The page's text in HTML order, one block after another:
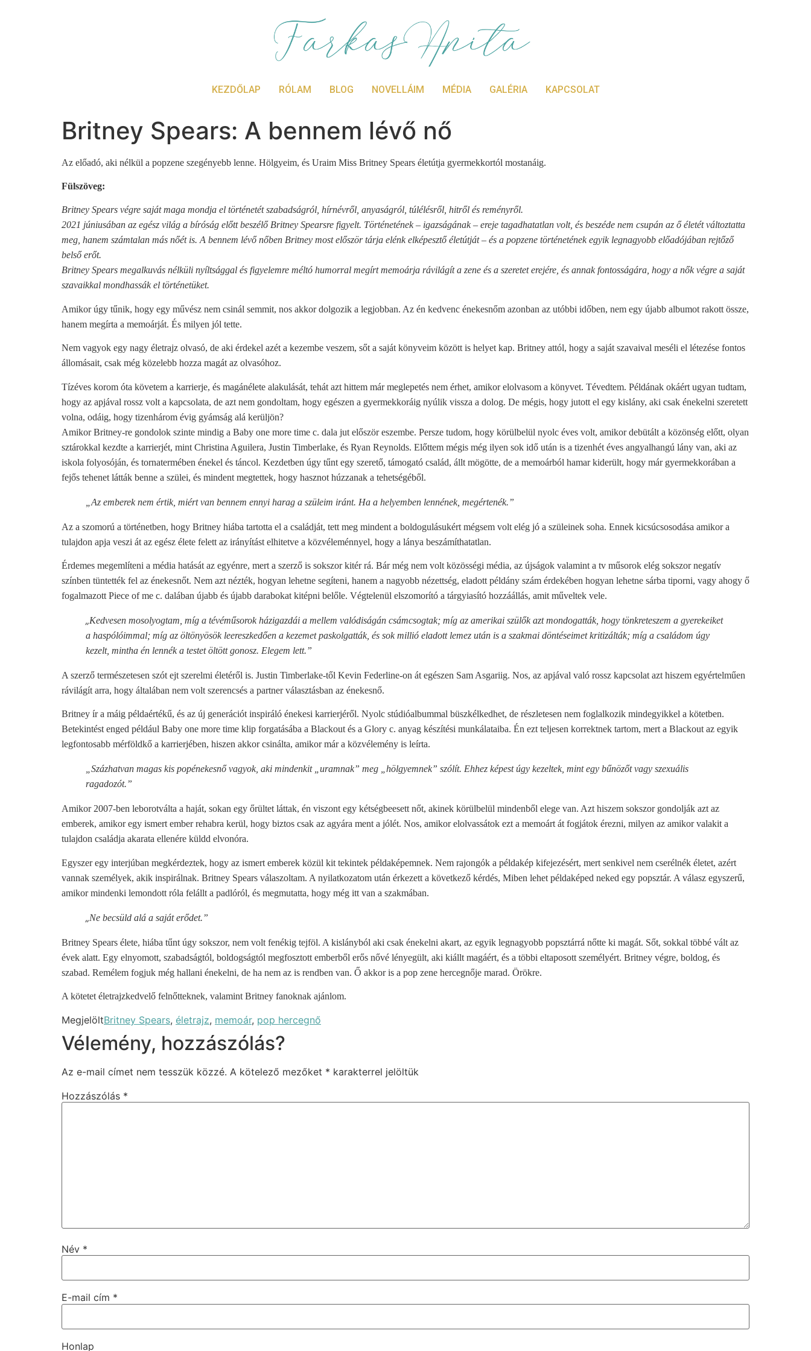
KEZDŐLAP RÓLAM BLOG NOVELLÁIM MÉDIA GALÉRIA KAPCSOLAT
Britney Spears: A bennem lévő nő
Az előadó, aki nélkül a popzene szegényebb lenne. Hölgyeim, és Uraim Miss Britney Spears életútja gyermekkortól mostanáig.
Fülszöveg:
Britney Spears végre saját maga mondja el történetét szabadságról, hírnévről, anyaságról, túlélésről, hitről és reményről.
2021 júniusában az egész világ a bíróság előtt beszélő Britney Spearsre figyelt. Történetének – igazságának – ereje tagadhatatlan volt, és beszéde nem csupán az ő életét változtatta
meg, hanem számtalan más nőét is. A bennem lévő nőben Britney most először tárja elénk elképesztő életútját – és a popzene történetének egyik legnagyobb előadójában rejtőző
belső erőt.
Britney Spears megalkuvás nélküli nyíltsággal és figyelemre méltó humorral megírt memoárja rávilágít a zene és a szeretet erejére, és annak fontosságára, hogy a nők végre a saját
szavaikkal mondhassák el történetüket.
Amikor úgy tűnik, hogy egy művész nem csinál semmit, nos akkor dolgozik a legjobban. Az én kedvenc énekesnőm azonban az utóbbi időben, nem egy újabb albumot rakott össze,
hanem megírta a memoárját. És milyen jól tette.
Nem vagyok egy nagy életrajz olvasó, de aki érdekel azét a kezembe veszem, sőt a saját könyveim között is helyet kap. Britney attól, hogy a saját szavaival meséli el létezése fontos
állomásait, csak még közelebb hozza magát az olvasóhoz.
Tízéves korom óta követem a karrierje, és magánélete alakulását, tehát azt hittem már meglepetés nem érhet, amikor elolvasom a könyvet. Tévedtem. Példának okáért ugyan tudtam,
hogy az apjával rossz volt a kapcsolata, de azt nem gondoltam, hogy egészen a gyermekkoráig nyúlik vissza a dolog. De mégis, hogy jutott el egy kislány, aki csak énekelni szeretett
volna, odáig, hogy tizenhárom évig gyámság alá kerüljön?
Amikor Britney-re gondolok szinte mindig a Baby one more time c. dala jut először eszembe. Persze tudom, hogy körülbelül nyolc éves volt, amikor debütált a közönség előtt, olyan
sztárokkal kezdte a karrierjét, mint Christina Aguilera, Justin Timberlake, és Ryan Reynolds. Előttem mégis még ilyen sok idő után is a tizenhét éves angyalhangú lány van, aki az
iskola folyosóján, és tornatermében énekel és táncol. Kezdetben úgy tűnt egy szerető, támogató család, állt mögötte, de a memoárból hamar kiderült, hogy már gyermekkorában a
fejős tehenet látták benne a szülei, és mindent megtettek, hogy hasznot húzzanak a tehetségéből.
„Az emberek nem értik, miért van bennem ennyi harag a szüleim iránt. Ha a helyemben lennének, megértenék.”
Az a szomorú a történetben, hogy Britney hiába tartotta el a családját, tett meg mindent a boldogulásukért mégsem volt elég jó a szüleinek soha. Ennek kicsúcsosodása amikor a
tulajdon apja veszi át az egész élete felett az irányítást elhitetve a közvéleménnyel, hogy a lánya beszámíthatatlan.
Érdemes megemlíteni a média hatását az egyénre, mert a szerző is sokszor kitér rá. Bár még nem volt közösségi média, az újságok valamint a tv műsorok elég sokszor negatív
színben tüntették fel az énekesnőt. Nem azt nézték, hogyan lehetne segíteni, hanem a nagyobb nézettség, eladott példány szám érdekében hogyan lehetne sárba tiporni, vagy ahogy ő
fogalmazott Piece of me c. dalában újabb és újabb darabokat kitépni belőle. Végtelenül elszomorító a tárgyiasító hozzáállás, amit műveltek vele.
„Kedvesen mosolyogtam, míg a tévéműsorok házigazdái a mellem valódiságán csámcsogtak; míg az amerikai szülők azt mondogatták, hogy tönkreteszem a gyerekeiket
a haspólóimmal; míg az öltönyösök leereszkedően a kezemet paskolgatták, és sok millió eladott lemez után is a szakmai döntéseimet kritizálták; míg a családom úgy
kezelt, mintha én lennék a testet öltött gonosz. Elegem lett.”
A szerző természetesen szót ejt szerelmi életéről is. Justin Timberlake-től Kevin Federline-on át egészen Sam Asgariig. Nos, az apjával való rossz kapcsolat azt hiszem egyértelműen
rávilágít arra, hogy általában nem volt szerencsés a partner választásban az énekesnő.
Britney ír a máig példaértékű, és az új generációt inspiráló énekesi karrierjéről. Nyolc stúdióalbummal büszkélkedhet, de részletesen nem foglalkozik mindegyikkel a kötetben.
Betekintést enged például Baby one more time klip forgatásába a Blackout és a Glory c. anyag készítési munkálataiba. Én ezt teljesen korrektnek tartom, mert a Blackout az egyik
legfontosabb mérföldkő a karrierjében, hiszen akkor csinálta, amikor már a közvélemény is leírta.
„Százhatvan magas kis popénekesnő vagyok, aki mindenkit „uramnak” meg „hölgyemnek” szólít. Ehhez képest úgy kezeltek, mint egy bűnözőt vagy szexuális
ragadozót.”
Amikor 2007-ben leborotválta a haját, sokan egy őrültet láttak, én viszont egy kétségbeesett nőt, akinek körülbelül mindenből elege van. Azt hiszem sokszor gondolják azt az
emberek, amikor egy ismert ember rehabra kerül, hogy biztos csak az agyára ment a jólét. Nos, amikor elolvassátok ezt a memoárt át fogjátok érezni, milyen az amikor valakit a
tulajdon családja akarata ellenére küldd elvonóra.
Egyszer egy interjúban megkérdeztek, hogy az ismert emberek közül kit tekintek példaképemnek. Nem rajongók a példakép kifejezésért, mert senkivel nem cserélnék életet, azért
vannak személyek, akik inspirálnak. Britney Spears válaszoltam. A nyilatkozatom után érkezett a következő kérdés, Miben lehet példaképed neked egy popsztár. A válasz egyszerű,
amikor mindenki lemondott róla felállt a padlóról, és megmutatta, hogy még itt van a szakmában.
„Ne becsüld alá a saját erődet.”
Britney Spears élete, hiába tűnt úgy sokszor, nem volt fenékig tejföl. A kislányból aki csak énekelni akart, az egyik legnagyobb popsztárrá nőtte ki magát. Sőt, sokkal többé vált az
évek alatt. Egy elnyomott, szabadságtól, boldogságtól megfosztott emberből erős nővé lényegült, aki kiállt magáért, és a többi eltaposott személyért. Britney végre, boldog, és
szabad. Remélem fogjuk még hallani énekelni, de ha nem az is rendben van. Ő akkor is a pop zene hercegnője marad. Örökre.
A kötetet életrajzkedvelő felnőtteknek, valamint Britney fanoknak ajánlom.
MegjelöltBritney Spears, életrajz, memoár, pop hercegnő
Vélemény, hozzászólás?
Az e-mail címet nem tesszük közzé. A kötelező mezőket * karakterrel jelöltük
Hozzászólás *
Név *
E-mail cím *
Honlap